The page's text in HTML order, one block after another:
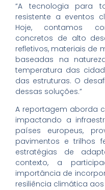
“A tecnologia para
resistente a eventos
Hoje, contamos
concretos de alto
refletivos, materiais de
baseadas na
temperatura das
das estruturas. O
dessas soluções.”
A reportagem aborda
impactando a
países europeus,
pavimentos e trilhos
estratégias de
contexto, a
importância de
resiliência climática